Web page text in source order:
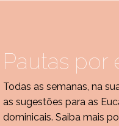
Pautas por
Todas as semanas, na
as sugestões para as
dominicais. Saiba mais